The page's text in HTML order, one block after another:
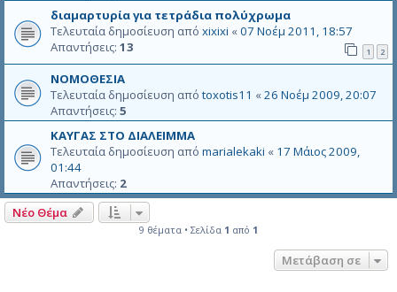
διαμαρτυρία για τετράδια πολύχρωμα
Τελευταία δημοσίευση από xixixi «07 Νοέμ 2011, 18:57
Απαντήσεις: 13 1 2
ΝΟΜΟΘΕΣΙΑ
Τελευταία δημοσίευση από toxotis11 «26 Νοέμ 2009, 20:07
Απαντήσεις: 5
ΚΑΥΓΑΣ ΣΤΟ ΔΙΑΛΕΙΜΜΑ
Τελευταία δημοσίευση από marialekaki « 17 Μάιος 2009,
01:44
Απαντήσεις: 2
Νέο Θέμα
9 θέματα • Σελίδα 1 από 1
Μετάβαση σε